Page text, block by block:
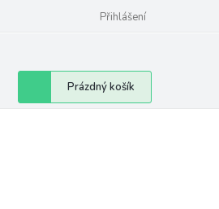
Přihlášení
Nákupní
košík
Prázdný košík